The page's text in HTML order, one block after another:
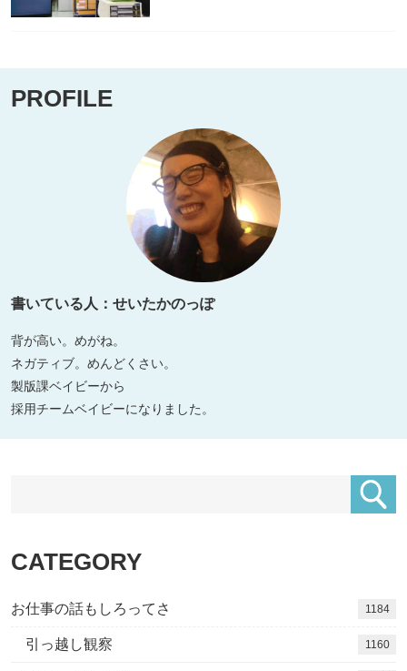
PROFILE
書いている人：せいたかのっぽ
背が高い。めがね。
ネガティブ。めんどくさい。
製版課ベイビーから
採用チームベイビーになりました。
CATEGORY
お仕事の話もしろってさ 1184
引っ越し観察 1160